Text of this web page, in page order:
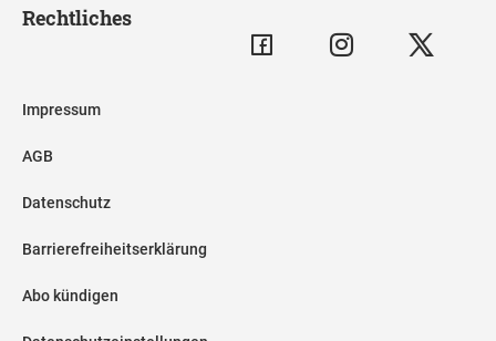
Rechtliches
Impressum
AGB
Datenschutz
Barrierefreiheitserklärung
Abo kündigen